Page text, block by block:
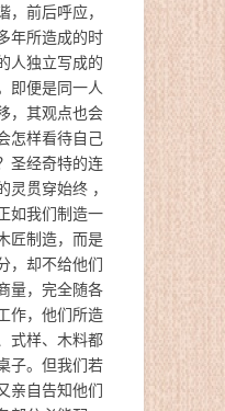
前后呼应，
年所造成的时
人独立写成的
即便是同一人
，其观点也会
怎样看待自己
圣经奇特的连
灵贯穿始终 ，
如我们制造一
匠制造，而是
，却不给他们
量，完全随各
作，他们所造
式样、木料都
子。但我们若
亲自告知他们